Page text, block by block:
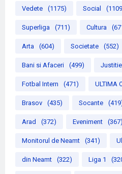
Vedete (1175) Social
Superliga (711) Cultura
Arta (604) Societate (552)
Bani si Afaceri (499) Justitie
Fotbal Intern (471) ULTIMA
Brasov (435) Socante
Arad (372) Eveniment (367)
Monitorul de Neamt (341)
din Neamt (322) Liga 1